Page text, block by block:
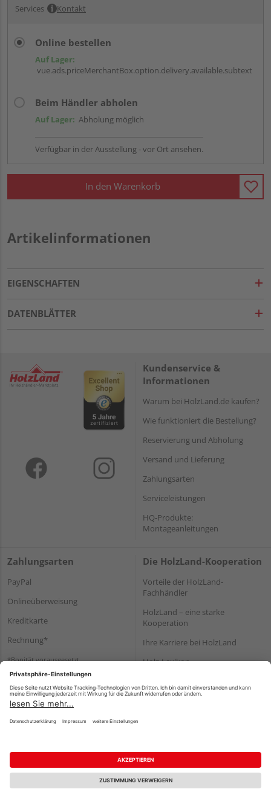
Services Kontakt
Online bestellen
Auf Lager:
vue.ads.priceMerchantBox.option.delivery.available.subtext
Beim Händler abholen
Auf Lager: Abholung möglich
Verfügbar in der Ausstellung - vor Ort ansehen.
In den Warenkorb
Artikelinformationen
EIGENSCHAFTEN
DATENBLÄTTER
Kundenservice &
Informationen
Warum bei HolzLand.de kaufen?
Wie funktioniert die Bestellung?
Reservierung und Abholung
Versand und Lieferung
Zahlungsarten
Serviceleistungen
HQ-Produkte:
Montageanleitungen
Zahlungsarten
PayPal
Onlineüberweisung
Kreditkarte
Rechnung*
*Bonität vorausgesetzt
Die HolzLand-Kooperation
Vorteile der HolzLand-
Fachhändler
HolzLand – eine starke
Kooperation
Ihre Karriere bei HolzLand
Holz-Lexikon
Impressum Datenschutz
Nutzungsbedingungen
Barrierefreiheitserklärung
Vertrag widerrufen